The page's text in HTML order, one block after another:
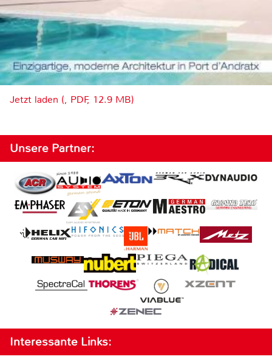
Jetzt laden (, PDF, 12.9 MB)
Unsere Partner:
Interessante Links: